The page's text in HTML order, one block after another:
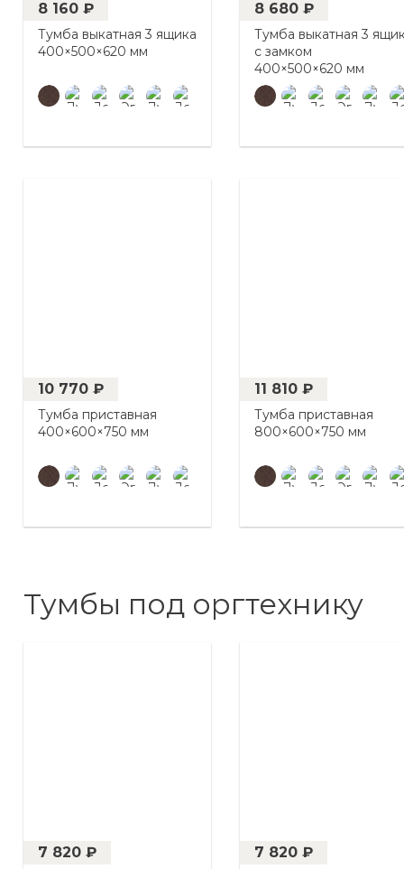
8 160 ₽
Тумба выкатная 3 ящика
400×500×620 мм
8 680 ₽
Тумба выкатная 3
с замком
400×500×620 мм
10 770 ₽
Тумба приставная
400×600×750 мм
11 810 ₽
Тумба приставная
800×600×750 мм
Тумбы под оргтехнику
7 820 ₽ 7 820 ₽